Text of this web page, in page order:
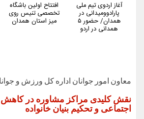
اردوی تیم ملی
پارادوومیدانی در
همدان/ حضور ۵
همدانی در اردو
افتتاح اولین باشگاه
تخصصی تنیس روی
میز استان همدان در
و
معاون امور جوانان اداره کل ورزش و
نقش کلیدی مراکز مشاوره در
اجتماعی و تحکیم بنیان خانواده